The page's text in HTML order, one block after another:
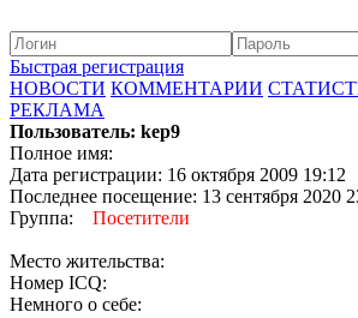
Быстрая регистрация
НОВОСТИ КОММЕНТАРИИ
РЕКЛАМА
Пользователь: kep9
Полное имя:
Дата регистрации: 16 октября 2009 19:12
Последнее посещение: 13 сентября 2020
Группа: Посетители
Место жительства:
Номер ICQ:
Немного о себе: